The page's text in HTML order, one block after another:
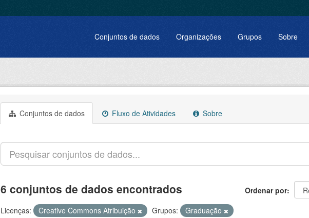
Conjuntos de dados Organizações Grupos Sobre
Conjuntos de dados Fluxo de Atividades Sobre
Ordenar por
6 conjuntos de dados encontrados
Licenças: Creative Commons Atribuição Grupos:
Graduação